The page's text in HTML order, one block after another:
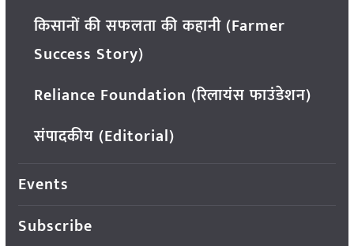
किसानों की सफलता की कहानी (Farmer
Success Story)
Reliance Foundation (रिलायंस फाउंडेशन)
संपादकीय (Editorial)
Events
Subscribe